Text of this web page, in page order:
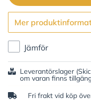
Mer
Jämför
Leverantörslager
om varan finns
Fri frakt vid köp